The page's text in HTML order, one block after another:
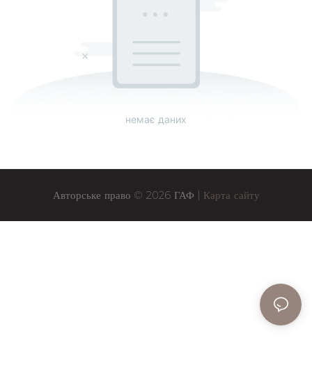
немає даних
Авторське право © 2026 ГАФ | Карта сайту